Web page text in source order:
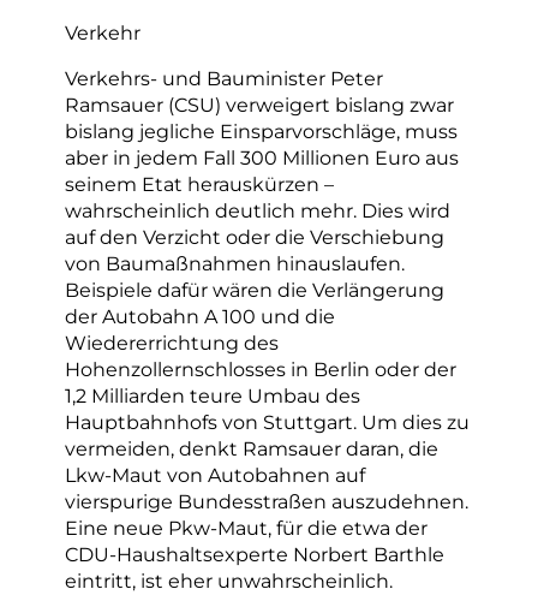
Verkehr
Verkehrs- und Bauminister Peter
Ramsauer (CSU) verweigert bislang zwar
bislang jegliche Einsparvorschläge, muss
aber in jedem Fall 300 Millionen Euro aus
seinem Etat herauskürzen –
wahrscheinlich deutlich mehr. Dies wird
auf den Verzicht oder die Verschiebung
von Baumaßnahmen hinauslaufen.
Beispiele dafür wären die Verlängerung
der Autobahn A 100 und die
Wiedererrichtung des
Hohenzollernschlosses in Berlin oder der
1,2 Milliarden teure Umbau des
Hauptbahnhofs von Stuttgart. Um dies zu
vermeiden, denkt Ramsauer daran, die
Lkw-Maut von Autobahnen auf
vierspurige Bundesstraßen auszudehnen.
Eine neue Pkw-Maut, für die etwa der
CDU-Haushaltsexperte Norbert Barthle
eintritt, ist eher unwahrscheinlich.